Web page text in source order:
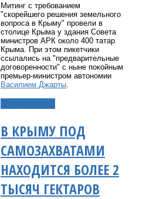
Митинг с требованием
"скорейшего решения земельного
вопроса в Крыму" провели в
столице Крыма у здания Совета
министров АРК около 400 татар
Крыма. При этом пикетчики
ссылались на "предварительные
договоренности" с ныне покойным
премьер-министром автономии
Василием Джарты
В КРЫМУ ПОД
САМОЗАХВАТАМИ
НАХОДИТСЯ БОЛЕЕ 2
ТЫСЯЧ ГЕКТАРОВ